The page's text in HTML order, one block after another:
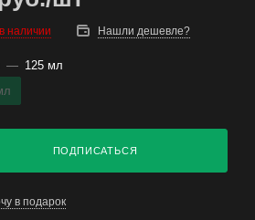
наличии Нашли дешевле?
— 125 мл
ПОДПИСАТЬСЯ
в подарок